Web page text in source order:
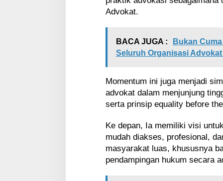
Advokat.
BACA JUGA :
Bukan
Seluruh Organisasi
Momentum ini juga menjadi
advokat dalam menjunjung
serta prinsip equality before
Ke depan, Ia memiliki visi
mudah diakses, profesional,
masyarakat luas, khususnya
pendampingan hukum secara